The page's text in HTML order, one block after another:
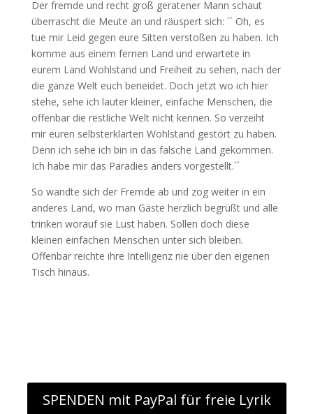
Der fremde und recht groß geratener Mann schaut
überrascht die Meute an und räuspert sich: ´´ Oh, es
tue mir Leid gegen eure Sitten verstoßen zu haben. Ich
komme aus einem fernen Land und erwartete in
eurem Land Wohlstand und Freiheit zu sehen, nach der
die ganze Welt euch beneidet. Doch jetzt wo ich hier
stehe, sehe ich lauter kleiner, einfache Menschen, die
offenbar die restliche Welt nicht kennen. So verzeiht
mir euren selbsterklärten Wohlstand gestört zu haben.
Denn ich sehe ich bin in das falsche Land gekommen.
Ich habe mir das Paradies anders vorgestellt.´´
So wandte sich der Fremde ab und zog weiter in ein
anderes Land, wo man Gäste herzlich begrüßt und alle
trinken worauf sie Lust haben. Sollen doch diese
kleinen einfachen Menschen unter sich bleiben.
Offenbar reichte ihre Intelligenz nie über den eigenen
Tisch hinaus.
SPENDEN mit PayPal für freie Lyrik